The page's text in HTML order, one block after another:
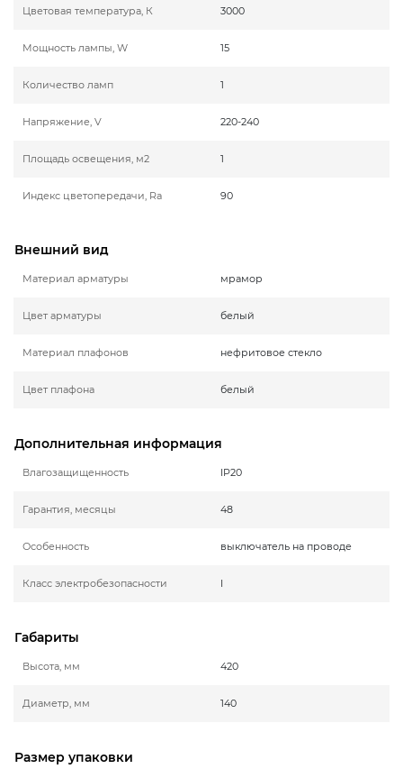
Цветовая температура, К 3000
Мощность лампы, W 15
Количество ламп 1
Напряжение, V 220-240
Площадь освещения, м2 1
Индекс цветопередачи, Ra 90
Внешний вид
Материал арматуры мрамор
Цвет арматуры белый
Материал плафонов нефритовое стекло
Цвет плафона белый
Дополнительная информация
Влагозащищенность IP20
Гарантия, месяцы 48
Особенность выключатель на проводе
Класс электробезопасности I
Габариты
Высота, мм 420
Диаметр, мм 140
Размер упаковки